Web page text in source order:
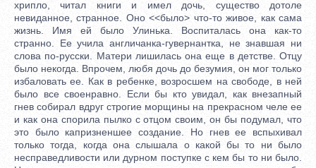
хрипло, читал книги и имел дочь, существо дотоле
невиданное, странное. Оно <<было> что-то живое, как сама
жизнь. Имя ей было Улинька. Воспиталась она как-то
странно. Ее учила англичанка-гувернантка, не знавшая ни
слова по-русски. Матери лишилась она еще в детстве. Отцу
было некогда. Впрочем, любя дочь до безумия, он мог только
избаловать ее. Как в ребенке, возросшем на свободе, в ней
было все своенравно. Если бы кто увидал, как внезапный
гнев собирал вдруг строгие морщины на прекрасном челе ее
и как она спорила пылко с отцом своим, он бы подумал, что
это было капризненшее создание. Но гнев ее вспыхивал
только тогда, когда она слышала о какой бы то ни было
несправедливости или дурном поступке с кем бы то ни было.